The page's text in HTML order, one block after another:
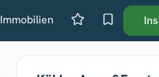
Immobilien